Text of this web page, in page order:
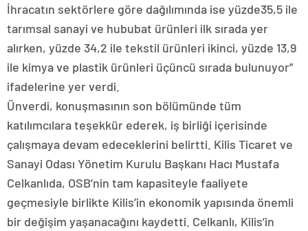
İhracatın sektörlere göre dağılımında ise yüzde35,5 ile
tarımsal sanayi ve hububat ürünleri ilk sırada yer
alırken, yüzde 34,2 ile tekstil ürünleri ikinci, yüzde 13,9
ile kimya ve plastik ürünleri üçüncü sırada bulunuyor”
ifadelerine yer verdi.
Ünverdi, konuşmasının son bölümünde tüm
katılımcılara teşekkür ederek, iş birliği içerisinde
çalışmaya devam edeceklerini belirtti. Kilis Ticaret ve
Sanayi Odası Yönetim Kurulu Başkanı Hacı Mustafa
Celkanlıda, OSB’nin tam kapasiteyle faaliyete
geçmesiyle birlikte Kilis’in ekonomik yapısında önemli
bir değişim yaşanacağını kaydetti. Celkanlı, Kilis’in